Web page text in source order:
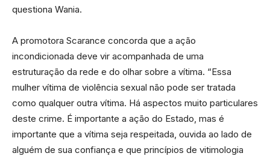
questiona Wania.
A promotora Scarance concorda que a ação
incondicionada deve vir acompanhada de uma
estruturação da rede e do olhar sobre a vítima. “Essa
mulher vítima de violência sexual não pode ser tratada
como qualquer outra vítima. Há aspectos muito particulares
deste crime. É importante a ação do Estado, mas é
importante que a vítima seja respeitada, ouvida ao lado de
alguém de sua confiança e que princípios de vitimologia